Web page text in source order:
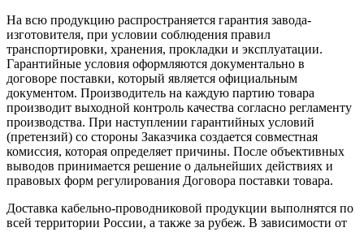
На всю продукцию распространяется гарантия завода-
изготовителя, при условии соблюдения правил
транспортировки, хранения, прокладки и эксплуатации.
Гарантийные условия оформляются документально в
договоре поставки, который является официальным
документом. Производитель на каждую партию товара
производит выходной контроль качества согласно регламенту
производства. При наступлении гарантийных условий
(претензий) со стороны Заказчика создается совместная
комиссия, которая определяет причины. После объективных
выводов принимается решение о дальнейших действиях и
правовых форм регулирования Договора поставки товара.
Доставка кабельно-проводниковой продукции выполнятся по
всей территории России, а также за рубеж. В зависимости от